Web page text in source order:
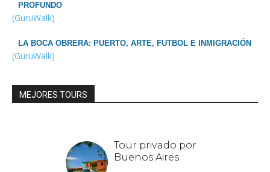
PROFUNDO
(GuruWalk)
LA BOCA OBRERA: PUERTO, ARTE, FUTBOL E INMIGRACIÓN
(GuruWalk)
MEJORES TOURS